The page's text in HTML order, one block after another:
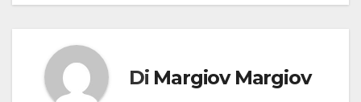
Di Margiov Margiov